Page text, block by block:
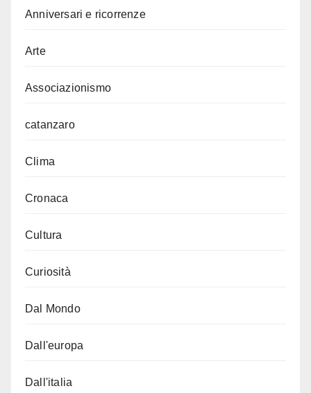
Anniversari e ricorrenze
Arte
Associazionismo
catanzaro
Clima
Cronaca
Cultura
Curiosità
Dal Mondo
Dall'europa
Dall'italia